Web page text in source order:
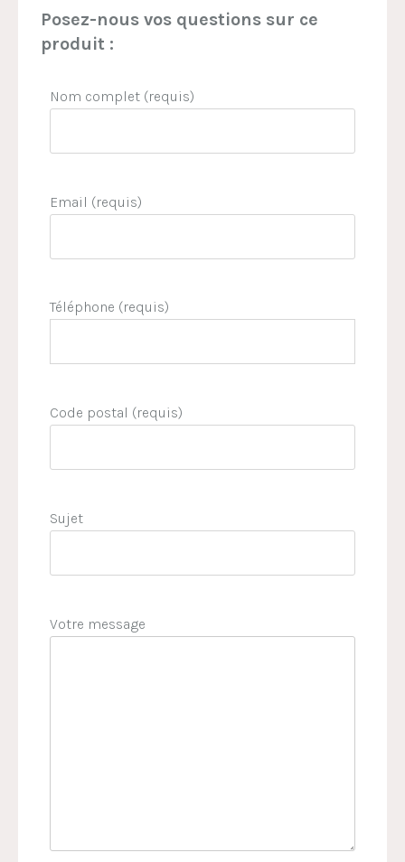
Posez-nous vos questions sur ce
produit :
Nom complet (requis)
Email (requis)
Téléphone (requis)
Code postal (requis)
Sujet
Votre message